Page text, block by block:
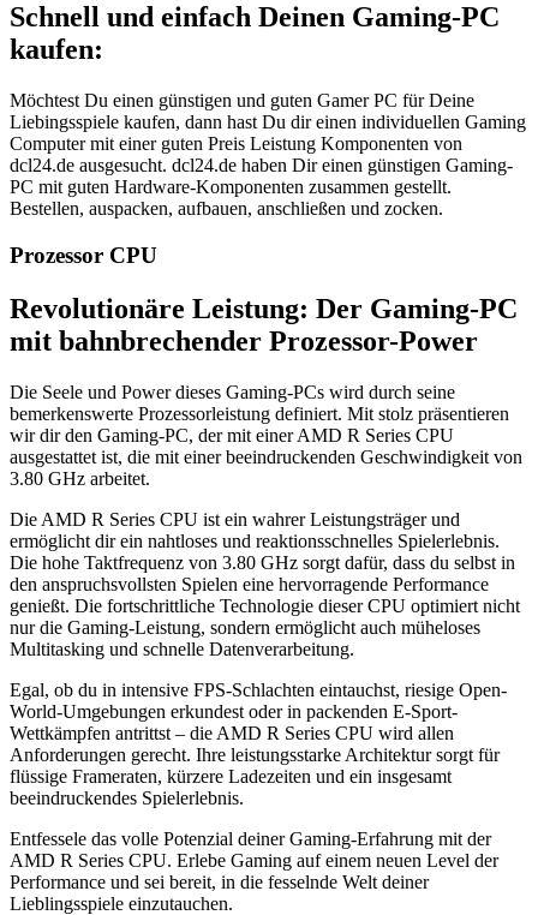
Schnell und einfach Deinen Gaming-PC
kaufen:
Möchtest Du einen günstigen und guten Gamer PC für Deine
Liebingsspiele kaufen, dann hast Du dir einen individuellen Gaming
Computer mit einer guten Preis Leistung Komponenten von
dcl24.de ausgesucht. dcl24.de haben Dir einen günstigen Gaming-
PC mit guten Hardware-Komponenten zusammen gestellt.
Bestellen, auspacken, aufbauen, anschließen und zocken.
Prozessor CPU
Revolutionäre Leistung: Der Gaming-PC
mit bahnbrechender Prozessor-Power
Die Seele und Power dieses Gaming-PCs wird durch seine
bemerkenswerte Prozessorleistung definiert. Mit stolz präsentieren
wir dir den Gaming-PC, der mit einer AMD R Series CPU
ausgestattet ist, die mit einer beeindruckenden Geschwindigkeit von
3.80 GHz arbeitet.
Die AMD R Series CPU ist ein wahrer Leistungsträger und
ermöglicht dir ein nahtloses und reaktionsschnelles Spielerlebnis.
Die hohe Taktfrequenz von 3.80 GHz sorgt dafür, dass du selbst in
den anspruchsvollsten Spielen eine hervorragende Performance
genießt. Die fortschrittliche Technologie dieser CPU optimiert nicht
nur die Gaming-Leistung, sondern ermöglicht auch müheloses
Multitasking und schnelle Datenverarbeitung.
Egal, ob du in intensive FPS-Schlachten eintauchst, riesige Open-
World-Umgebungen erkundest oder in packenden E-Sport-
Wettkämpfen antrittst – die AMD R Series CPU wird allen
Anforderungen gerecht. Ihre leistungsstarke Architektur sorgt für
flüssige Frameraten, kürzere Ladezeiten und ein insgesamt
beeindruckendes Spielerlebnis.
Entfessele das volle Potenzial deiner Gaming-Erfahrung mit der
AMD R Series CPU. Erlebe Gaming auf einem neuen Level der
Performance und sei bereit, in die fesselnde Welt deiner
Lieblingsspiele einzutauchen.